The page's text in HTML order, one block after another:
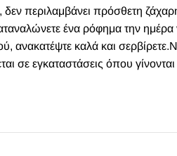
περιλαμβάνει πρόσθετη
ένα ρόφημα την
ανακατέψτε καλά και
σε εγκαταστάσεις όπου